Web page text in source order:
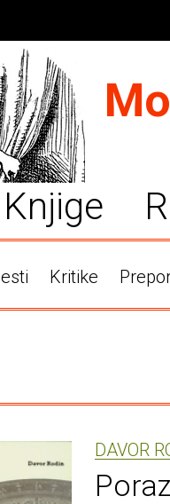
Knjige
Kritike
DAVOR